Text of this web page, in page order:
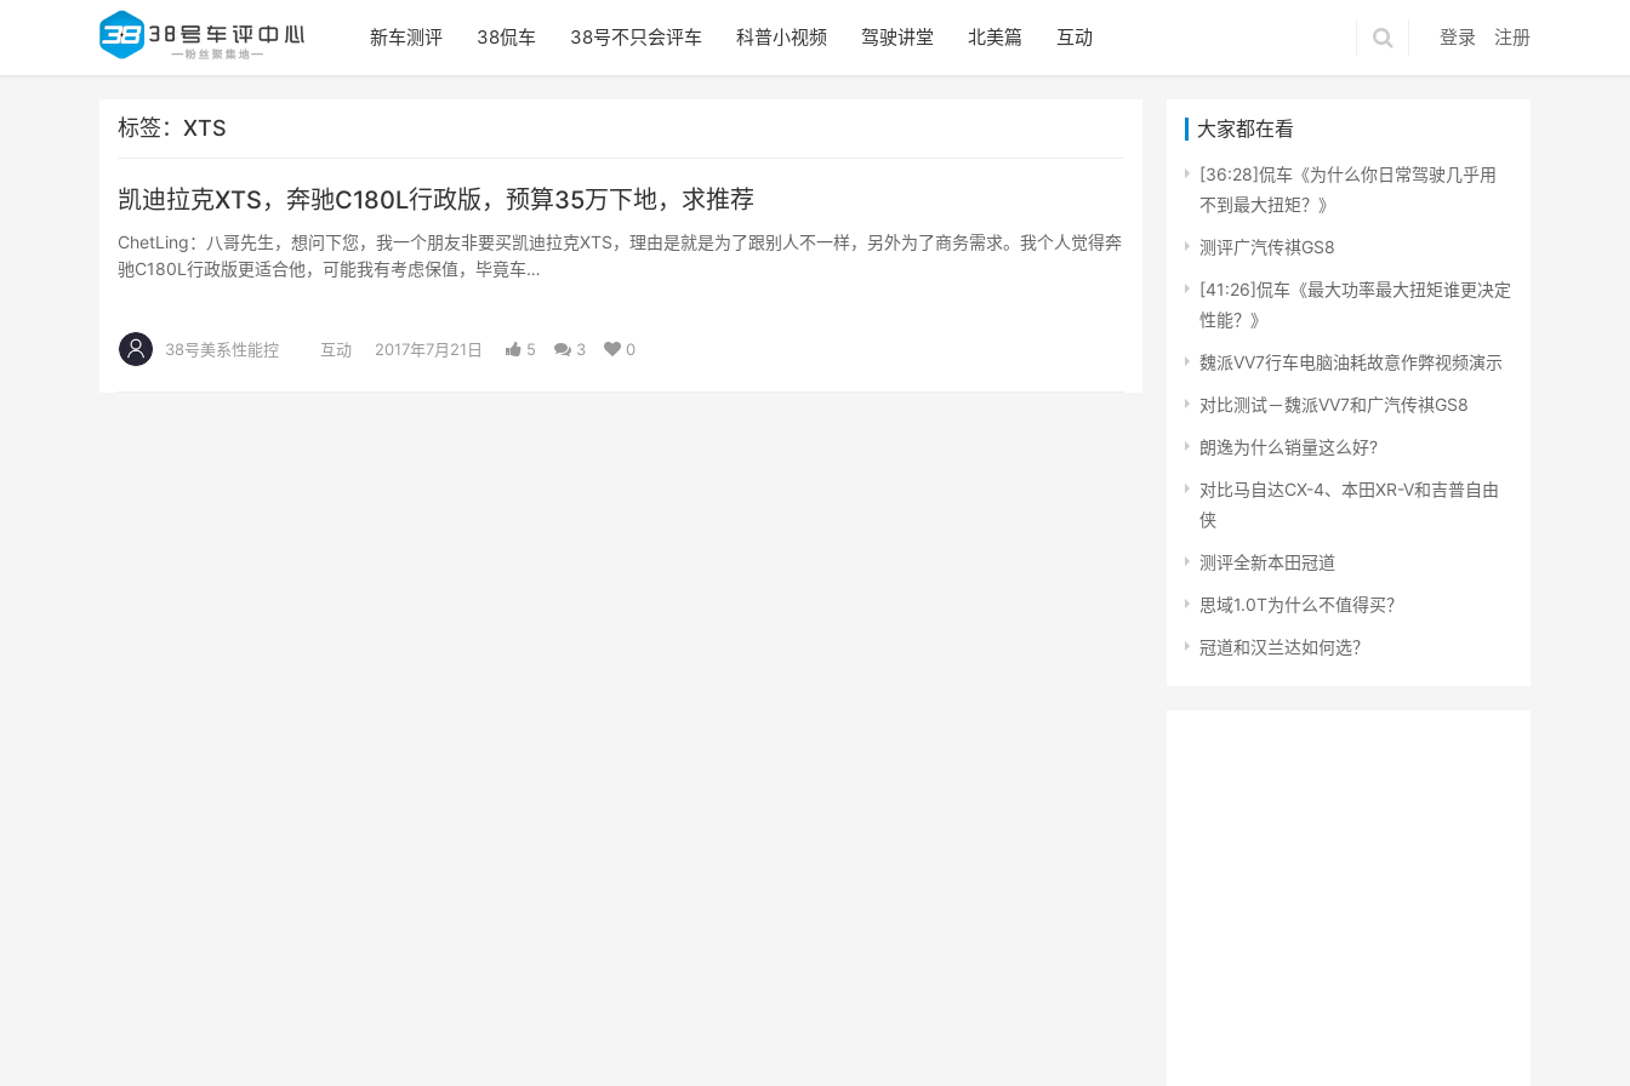
新车测评 38侃车 38号不只会评车 科普小视频 驾驶讲堂 北美篇 互动 登录 注册
标签：XTS
凯迪拉克XTS，奔驰C180L行政版，预算35万下地，求推荐
ChetLing：八哥先生，想问下您，我一个朋友非要买凯迪拉克XTS，理由是就是为了跟别人不一样，另外为了商务需求。我个人觉得奔
驰C180L行政版更适合他，可能我有考虑保值，毕竟车…
38号美系性能控 互动 2017年7月21日 5 3 0
大家都在看
[36:28]侃车《为什么你日常驾驶几乎用
不到最大扭矩？》
测评广汽传祺GS8
[41:26]侃车《最大功率最大扭矩谁更决定
性能？》
魏派VV7行车电脑油耗故意作弊视频演示
对比测试－魏派VV7和广汽传祺GS8
朗逸为什么销量这么好?
对比马自达CX-4、本田XR-V和吉普自由
侠
测评全新本田冠道
思域1.0T为什么不值得买？
冠道和汉兰达如何选？